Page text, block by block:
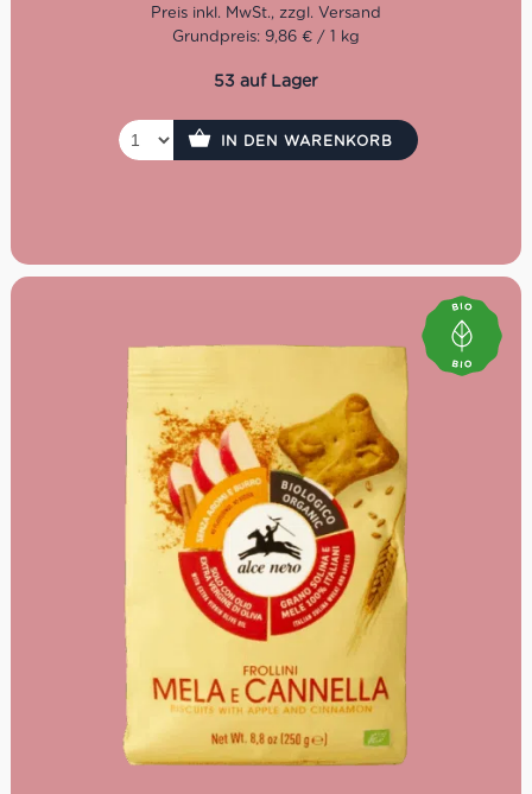
Eigenschaften auf einen
Blick
Bio-Zutaten & kontrollierter Anbau
pflanzlich
Frei von Eiern, künstlichen Aromen oder tierischen
Bio-Zertifiziert, mit kurzen und natürlichen
Grundpreis: 9,86 € / 1 kg
53 auf Lager
IN DEN WARENKORB